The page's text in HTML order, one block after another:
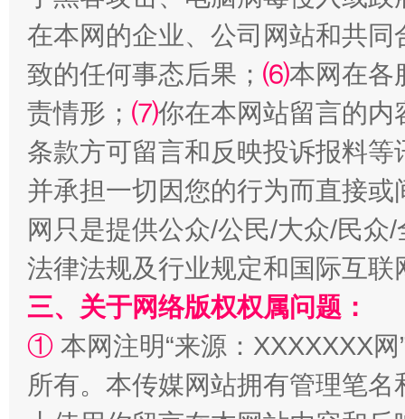
揭批美国五大"原罪" "炒
解纷+调解+退费，一次搞定
在本网的企业、公司网站和共
致的任何事态后果； ⑹本网在各
责情形； ⑺你在本网站留言的内
条款方可留言和反映投诉报料
并承担一切因您的行为而直接
网只是提供公众/公民/大众/民
法律法规及行业规定和国际互
三、关于网络版权权属问题：
① 本网注明“来源：XXXXXXX
所有。本传媒网站拥有管理笔